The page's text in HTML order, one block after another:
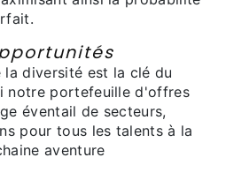
la diversité est la clé du
notre portefeuille d'offres
éventail de secteurs,
pour tous les talents à la
aventure